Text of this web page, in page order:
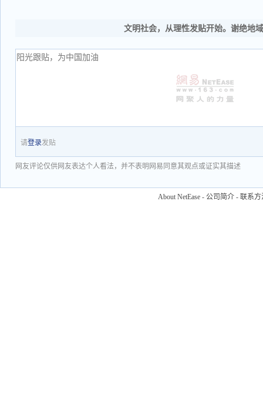
文明社会，从理性发贴开始。谢绝地
请登录发贴
网友评论仅供网友表达个人看法，并不表明网易同意其观点或证实其描述
About NetEase - 公司简介 - 联系方